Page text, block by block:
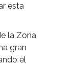
esta
la Zona
gran
el